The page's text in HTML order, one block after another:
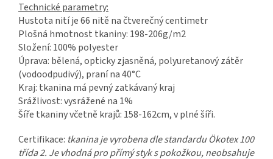
Technické parametry:
Hustota nití je 66 nitě na čtverečný centimetr
Plošná hmotnost tkaniny: 198-206g/m2
Složení: 100% polyester
Úprava: bělená, opticky zjasněná, polyuretanový zátěr
(vodoodpudivý), praní na 40°C
Kraj: tkanina má pevný zatkávaný kraj
Srážlivost: vysrážené na 1%
Šíře tkaniny včetně krajů: 158-162cm, v plné šíři.
Certifikace: tkanina je vyrobena dle standardu Ökotex 100
třída 2. Je vhodná pro přímý styk s pokožkou, neobsahuje